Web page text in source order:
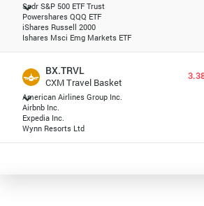
Spdr S&P 500 ETF Trust
Powershares QQQ ETF
iShares Russell 2000
Ishares Msci Emg Markets ETF
BX.TRVL
CXM Travel Basket
American Airlines Group Inc.
Airbnb Inc.
Expedia Inc.
Wynn Resorts Ltd